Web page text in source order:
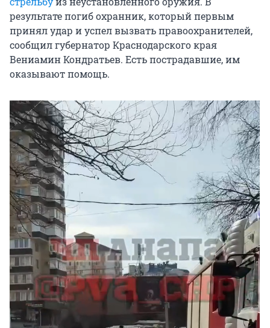
результате погиб охранник, который первым
принял удар и успел вызвать правоохранителей,
сообщил губернатор Краснодарского края
Вениамин Кондратьев. Есть пострадавшие, им
оказывают помощь.